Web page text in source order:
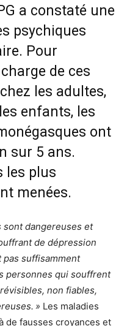
a constaté une
psychiques
Pour
de ces
les adultes,
enfants, les
ont
sur 5 ans.
les plus
menées.
dangereuses et
de dépression
suffisamment
personnes qui souffrent
non fiables,
» Les maladies
de fausses croyances et